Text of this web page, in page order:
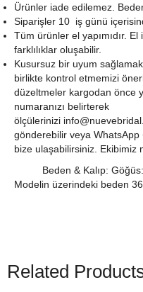
Ürünler iade edilemez.
Siparişler 10 iş günü
Tüm ürünler el yapımıdır.
farklılıklar oluşabilir.
Kusursuz bir uyum
birlikte kontrol etmemizi
düzeltmeler kargodan önce
numaranızı belirterek
ölçülerinizi
gönderebilir veya
bize ulaşabilirsiniz. Ekibimiz
Beden & Kalıp: Göğüs:
Modelin üzerindeki beden
Related